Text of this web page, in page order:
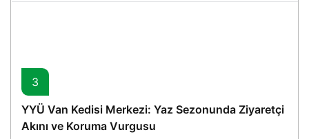
3
YYÜ Van Kedisi Merkezi: Yaz Sezonunda Ziyaretçi
Akını ve Koruma Vurgusu